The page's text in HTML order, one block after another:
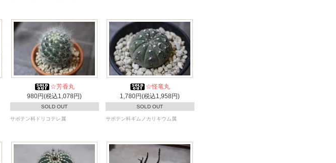
☆芳香丸
980円(税込1,078円)
SOLD OUT
サボテン科ドリコテレ属
☆怪竜丸
1,780円(税込1,958円)
SOLD OUT
サボテン科ギムノカリキウム属